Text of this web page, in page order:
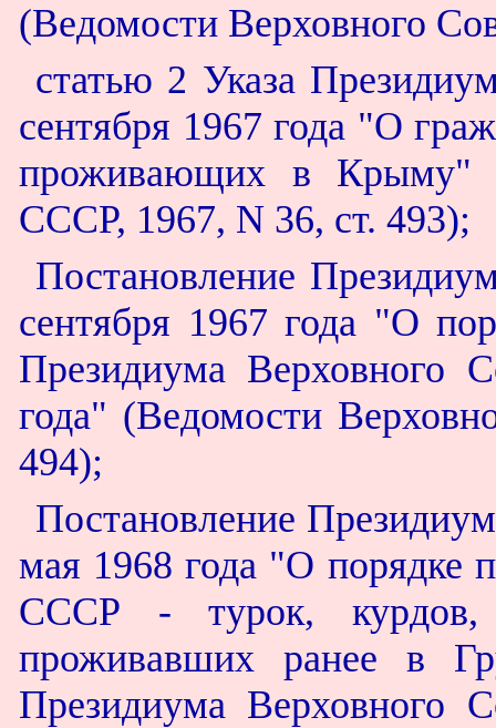
(Ведомости Верховного
статью 2 Указа
сентября 1967 года "О
проживающих в Крыму"
СССР, 1967, N 36, ст. 493);
Постановление
сентября 1967 года "О
Президиума Верховного
года" (Ведомости
494);
Постановление
мая 1968 года "О порядке
СССР - турок, курдов,
проживавших ранее в
Президиума Верховного